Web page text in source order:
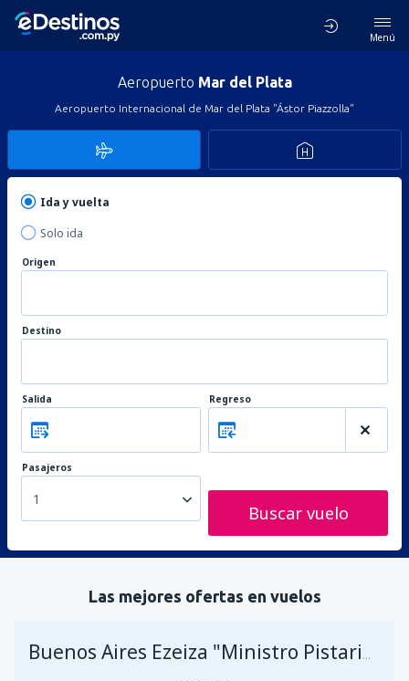
Menú
Aeropuerto Mar del Plata
Aeropuerto Internacional de Mar del Plata "Ástor Piazzolla"
Ida y vuelta
Solo ida
Origen
Destino
Salida Regreso
Pasajeros
1
Buscar vuelo
Las mejores ofertas en vuelos
Buenos Aires Ezeiza "Ministro Pistarini"